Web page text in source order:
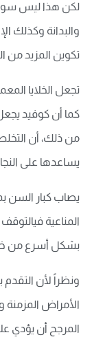
لكن هذا ليس
والبدانة وكذلك
تكوين المزيد من
كما أن كوفيد
من ذلك، أن
يساعدها على
يصاب كبار السن
المناعية
بشكل أسرع من
ونظراً لأن
الأمراض
المرجح أن يؤدي